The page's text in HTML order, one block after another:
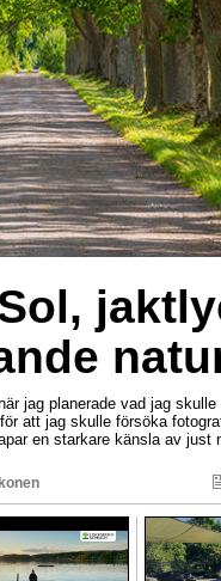
jag planerade vad jag
att jag skulle försöka
en starkare känsla av just